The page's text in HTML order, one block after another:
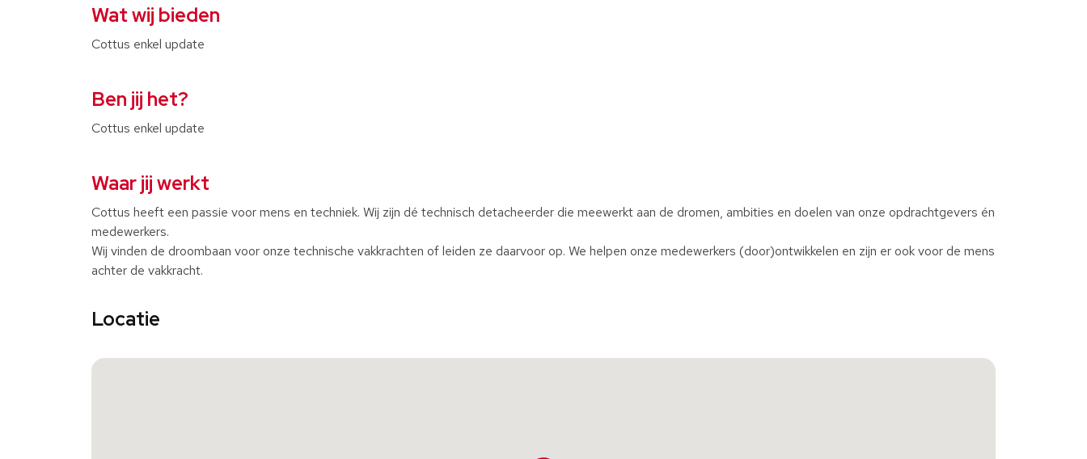
Wat wij bieden
Cottus enkel update
Ben jij het?
Cottus enkel update
Waar jij werkt
Cottus heeft een passie voor mens en techniek. Wij zijn dé technisch detacheerder die meewerkt aan de dromen, ambities en doelen van onze opdrachtgevers én
medewerkers.
Wij vinden de droombaan voor onze technische vakkrachten of leiden ze daarvoor op. We helpen onze medewerkers (door)ontwikkelen en zijn er ook voor de mens
achter de vakkracht.
Locatie